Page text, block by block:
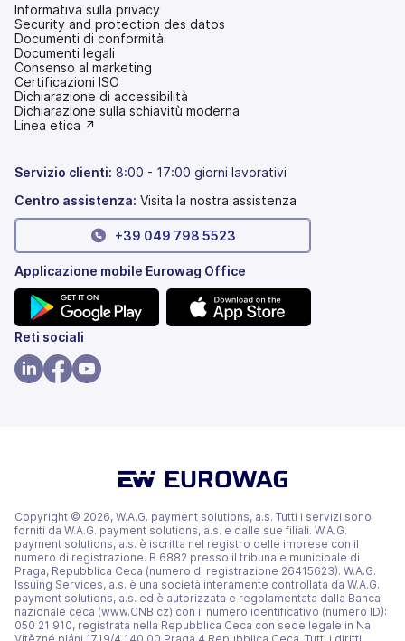
Informativa sulla privacy
Security and protection des datos
Documenti di conformità
Documenti legali
Consenso al marketing
Certificazioni ISO
Dichiarazione di accessibilità
(si
apre
nuova
Dichiarazione sulla schiavitù moderna
(si
una
scheda)
Linea etica ↗
Servizio clienti: 8:00 - 17:00 giorni lavorativi
Centro assistenza: Visita la nostra assistenza
+39 049 798 5523
Applicazione mobile Eurowag Office
(si
apre
in
Reti sociali
Copyright © 2026, W.A.G. payment solutions, a.s. Tutti i servizi sono
forniti da W.A.G. payment solutions, a.s. e dalle sue filiali. W.A.G.
payment solutions, a.s. è iscritta nel registro delle imprese con il
numero di registrazione. B 6882 presso il tribunale municipale di
Praga, Repubblica Ceca (numero di registrazione 26415623). W.A.G.
Issuing Services, a.s. è una società interamente controllata da W.A.G.
payment solutions, a.s. ed è autorizzata e regolamentata dalla Banca
nazionale ceca (www.CNB.cz) con il numero identificativo (numero ID):
050 21 910, registrata nella Repubblica Ceca con sede legale in Na